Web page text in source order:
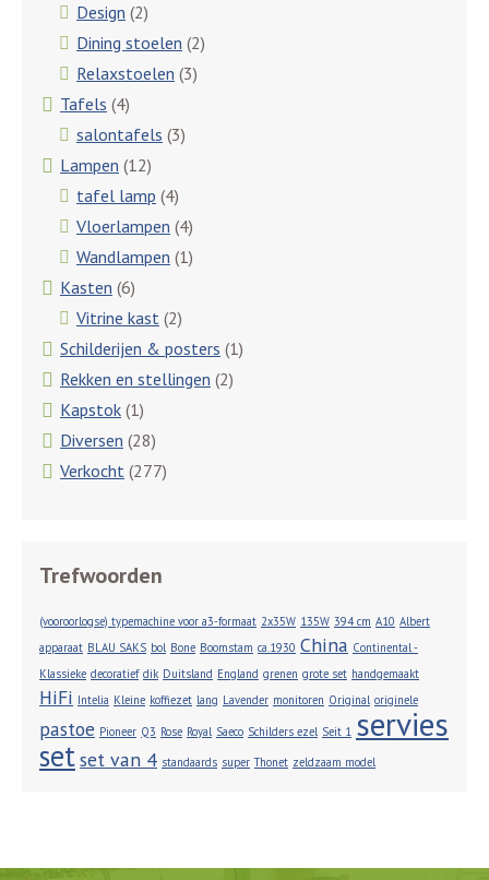
Design (2)
Dining stoelen (2)
Relaxstoelen (3)
Tafels (4)
salontafels (3)
Lampen (12)
tafel lamp (4)
Vloerlampen (4)
Wandlampen (1)
Kasten (6)
Vitrine kast (2)
Schilderijen & posters (1)
Rekken en stellingen (2)
Kapstok (1)
Diversen (28)
Verkocht (277)
Trefwoorden
(vooroorlogse) typemachine voor a3-formaat 2x35W 135W 394 cm A10 Albert
apparaat BLAU SAKS bol Bone Boomstam ca.1930 China Continental -
Klassieke decoratief dik Duitsland England grenen grote set handgemaakt
HiFi Intelia Kleine koffiezet lang Lavender monitoren Original originele
pastoe Pioneer Q3 Rose Royal Saeco Schilders ezel Seit 1 servies
setset van 4 standaards super Thonet zeldzaam model